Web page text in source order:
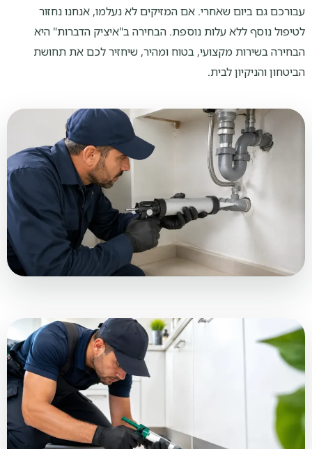
עבורכם גם ביום שאחרי. אם המזיקים לא נעלמו, אנחנו נחזור
לטיפול נוסף ללא עלות נוספת. הבחירה ב"איציק הדברות" היא
הבחירה בשירות מקצועי, בטוח ומהיר, שיחזיר לכם את תחושת
הביטחון והניקיון לבית.